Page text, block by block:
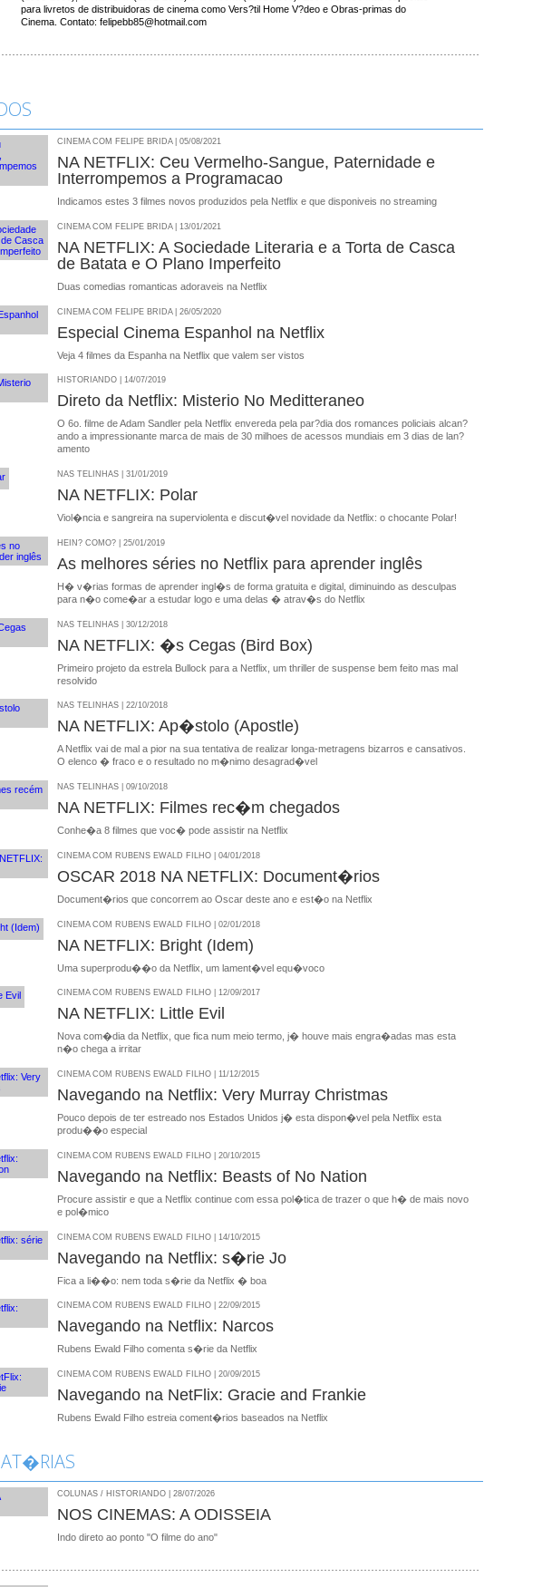
para livretos de distribuidoras de cinema como Vers?til Home V?deo e Obras-primas do
Cinema. Contato: felipebb85@hotmail.com
CINEMA COM FELIPE BRIDA | 05/08/2021
NA NETFLIX: Ceu Vermelho-Sangue, Paternidade e
Interrompemos a Programacao
Indicamos estes 3 filmes novos produzidos pela Netflix e que disponiveis no streaming
CINEMA COM FELIPE BRIDA | 13/01/2021
NA NETFLIX: A Sociedade Literaria e a Torta de Casca
de Batata e O Plano Imperfeito
Duas comedias romanticas adoraveis na Netflix
CINEMA COM FELIPE BRIDA | 26/05/2020
Especial Cinema Espanhol na Netflix
Veja 4 filmes da Espanha na Netflix que valem ser vistos
HISTORIANDO | 14/07/2019
Direto da Netflix: Misterio No Meditteraneo
O 6o. filme de Adam Sandler pela Netflix envereda pela par?dia dos romances policiais alcan?
ando a impressionante marca de mais de 30 milhoes de acessos mundiais em 3 dias de lan?
amento
NAS TELINHAS | 31/01/2019
NA NETFLIX: Polar
Viol�ncia e sangreira na superviolenta e discut�vel novidade da Netflix: o chocante Polar!
HEIN? COMO? | 25/01/2019
As melhores séries no Netflix para aprender inglês
H� v�rias formas de aprender ingl�s de forma gratuita e digital, diminuindo as desculpas
para n�o come�ar a estudar logo e uma delas � atrav�s do Netflix
NAS TELINHAS | 30/12/2018
NA NETFLIX: �s Cegas (Bird Box)
Primeiro projeto da estrela Bullock para a Netflix, um thriller de suspense bem feito mas mal
resolvido
NAS TELINHAS | 22/10/2018
NA NETFLIX: Ap�stolo (Apostle)
A Netflix vai de mal a pior na sua tentativa de realizar longa-metragens bizarros e cansativos.
O elenco � fraco e o resultado no m�nimo desagrad�vel
NAS TELINHAS | 09/10/2018
NA NETFLIX: Filmes rec�m chegados
Conhe�a 8 filmes que voc� pode assistir na Netflix
CINEMA COM RUBENS EWALD FILHO | 04/01/2018
OSCAR 2018 NA NETFLIX: Document�rios
Document�rios que concorrem ao Oscar deste ano e est�o na Netflix
CINEMA COM RUBENS EWALD FILHO | 02/01/2018
NA NETFLIX: Bright (Idem)
Uma superprodu��o da Netflix, um lament�vel equ�voco
CINEMA COM RUBENS EWALD FILHO | 12/09/2017
NA NETFLIX: Little Evil
Nova com�dia da Netflix, que fica num meio termo, j� houve mais engra�adas mas esta
n�o chega a irritar
CINEMA COM RUBENS EWALD FILHO | 11/12/2015
Navegando na Netflix: Very Murray Christmas
Pouco depois de ter estreado nos Estados Unidos j� esta dispon�vel pela Netflix esta
produ��o especial
CINEMA COM RUBENS EWALD FILHO | 20/10/2015
Navegando na Netflix: Beasts of No Nation
Procure assistir e que a Netflix continue com essa pol�tica de trazer o que h� de mais novo
e pol�mico
CINEMA COM RUBENS EWALD FILHO | 14/10/2015
Navegando na Netflix: s�rie Jo
Fica a li��o: nem toda s�rie da Netflix � boa
CINEMA COM RUBENS EWALD FILHO | 22/09/2015
Navegando na Netflix: Narcos
Rubens Ewald Filho comenta s�rie da Netflix
CINEMA COM RUBENS EWALD FILHO | 20/09/2015
Navegando na NetFlix: Gracie and Frankie
Rubens Ewald Filho estreia coment�rios baseados na Netflix
COLUNAS / HISTORIANDO | 28/07/2026
NOS CINEMAS: A ODISSEIA
Indo direto ao ponto "O filme do ano"